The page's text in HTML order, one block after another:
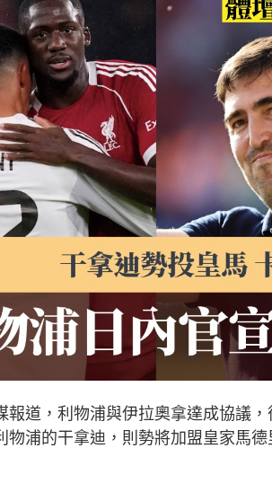
報道，利物浦與伊拉奧拿達成協議
物浦的干拿迪，則勢將加盟皇家馬